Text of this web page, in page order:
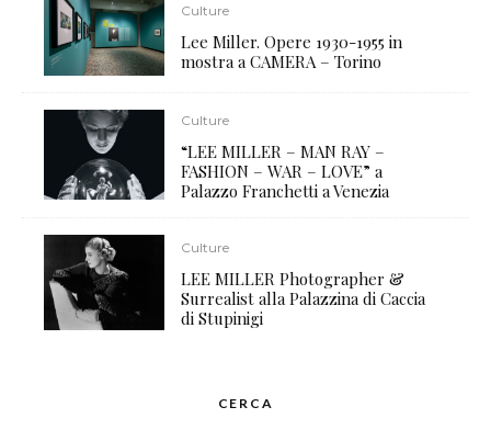
Culture
Lee Miller. Opere 1930-1955 in
mostra a CAMERA – Torino
Culture
“LEE MILLER – MAN RAY –
FASHION – WAR – LOVE” a
Palazzo Franchetti a Venezia
Culture
LEE MILLER Photographer &
Surrealist alla Palazzina di Caccia
di Stupinigi
CERCA